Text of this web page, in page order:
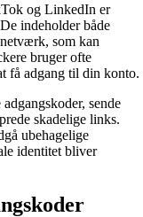
og LinkedIn er
indeholder både
som kan
bruger ofte
få adgang til din konto.
sende
skadelige links.
ubehagelige
identitet bliver